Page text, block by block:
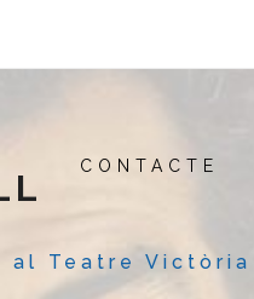
CONTACTE
al Teatre